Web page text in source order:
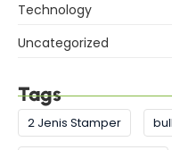
Technology
Uncategorized
Tags
2 Jenis Stamper